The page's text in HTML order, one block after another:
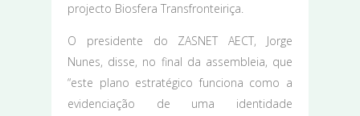
projecto Biosfera Transfronteiriça.
O presidente do ZASNET AECT, Jorge
Nunes, disse, no final da assembleia, que
“este plano estratégico funciona como a
evidenciação de uma identidade